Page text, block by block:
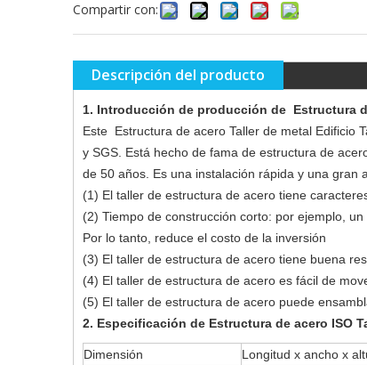
Compartir con:
Descripción del producto
1. Introducción de producción de Estructura
Este Estructura de acero Taller de metal Edificio
y SGS. Está hecho de fama de estructura de
de 50 años. Es una instalación rápida y una gran
(1) El taller de estructura de acero tiene
(2) Tiempo de construcción corto: por ejemplo,
Por lo tanto, reduce el costo de la inversión
(3) El taller de estructura de acero tiene buena
(4) El taller de estructura de acero es fácil de
(5) El taller de estructura de acero puede
2. Especificación de Estructura de acero ISO
Dimensión Longitud x ancho x